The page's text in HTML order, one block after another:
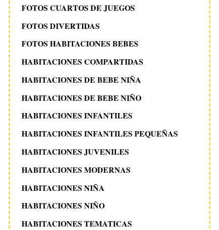
FOTOS CUARTOS DE JUEGOS
FOTOS DIVERTIDAS
FOTOS HABITACIONES BEBES
HABITACIONES COMPARTIDAS
HABITACIONES DE BEBE NIÑA
HABITACIONES DE BEBE NIÑO
HABITACIONES INFANTILES
HABITACIONES INFANTILES PEQUEÑAS
HABITACIONES JUVENILES
HABITACIONES MODERNAS
HABITACIONES NIÑA
HABITACIONES NIÑO
HABITACIONES TEMATICAS